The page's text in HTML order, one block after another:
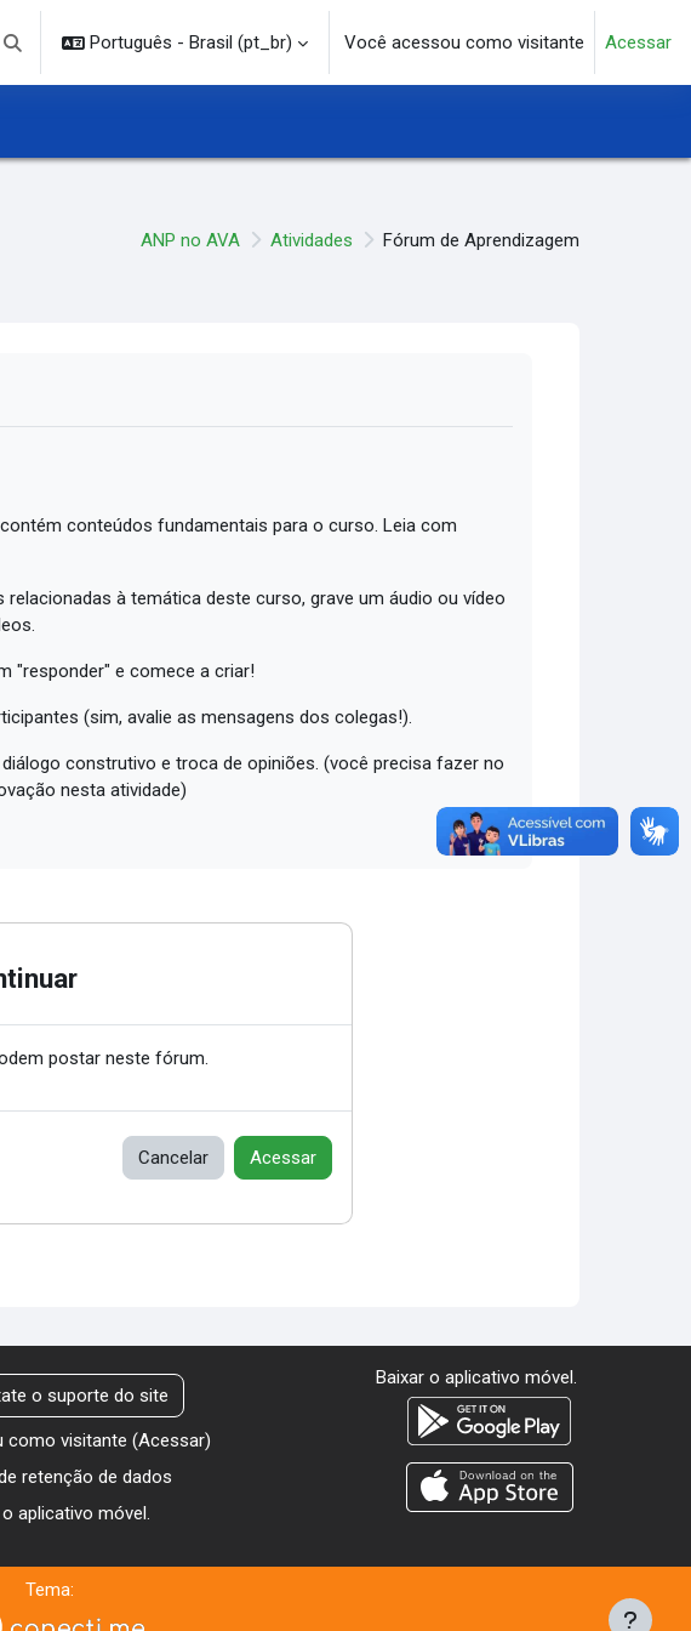
Alternar entrada de pesquisa
Português - Brasil ‎(pt_br)‎ Você acessou como visitante Acessar
ANP no AVA Atividades Fórum de Aprendizagem
conteúdos fundamentais para o curso. Leia com
à temática deste curso, grave um áudio ou vídeo
"responder" e comece a criar!
(sim, avalie as mensagens dos colegas!).
construtivo e troca de opiniões. (você precisa fazer no
nesta atividade)
postar neste fórum.
Cancelar Acessar
o suporte do site
como visitante (Acessar)
retenção de dados
aplicativo móvel.
Baixar o aplicativo móvel.
Tema: